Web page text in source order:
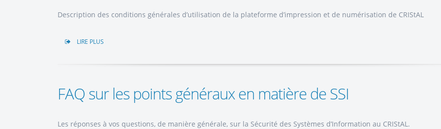
Description des conditions générales d’utilisation de la plateforme d’impression et de numérisation de CRIStAL
LIRE PLUS
FAQ sur les points généraux en matière de SSI
Les réponses à vos questions, de manière générale, sur la Sécurité des Systèmes d’Information au CRIStAL.